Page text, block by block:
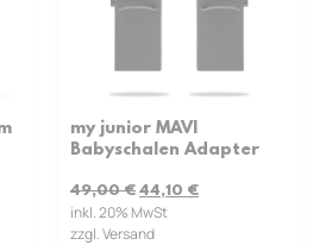
my junior MAVI
Babyschalen Adapter
49,00€ 44,10 €
inkl. 20% MwSt
zzgl. Versand